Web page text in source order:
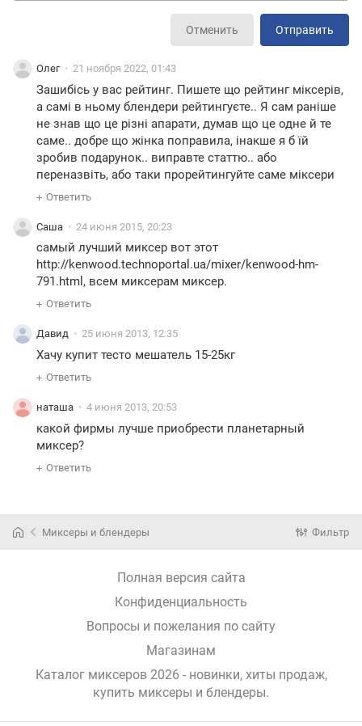
Отменить Отправить
Олег 21 ноября 2022, 01:43
Зашибісь у вас рейтинг. Пишете що рейтинг міксерів,
а самі в ньому блендери рейтингуєте.. Я сам раніше
не знав що це різні апарати, думав що це одне й те
саме.. добре що жінка поправила, інакше я б їй
зробив подарунок.. виправте статтю.. або
переназвіть, або таки прорейтингуйте саме міксери
Ответить
Саша 24 июня 2015, 20:23
самый лучший миксер вот этот
http://kenwood.technoportal.ua/mixer/kenwood-hm-
791.html, всем миксерам миксер.
Ответить
Давид 25 июня 2013, 12:35
Хачу купит тесто мешатель 15-25кг
Ответить
наташа 4 июня 2013, 20:53
какой фирмы лучше приобрести планетарный
миксер?
Ответить
Миксеры и блендеры Фильтр
Полная версия сайта
Конфиденциальность
Вопросы и пожелания по сайту
Магазинам
Каталог миксеров 2026 - новинки, хиты продаж,
купить миксеры и блендеры.